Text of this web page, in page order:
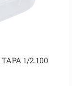
1/2.100